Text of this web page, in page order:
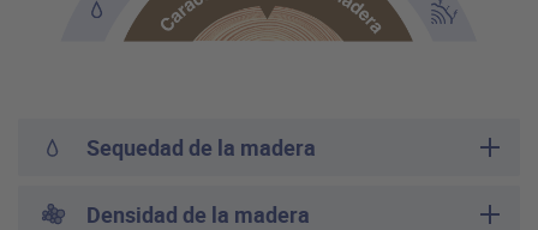
Sequedad de la madera
Densidad de la madera